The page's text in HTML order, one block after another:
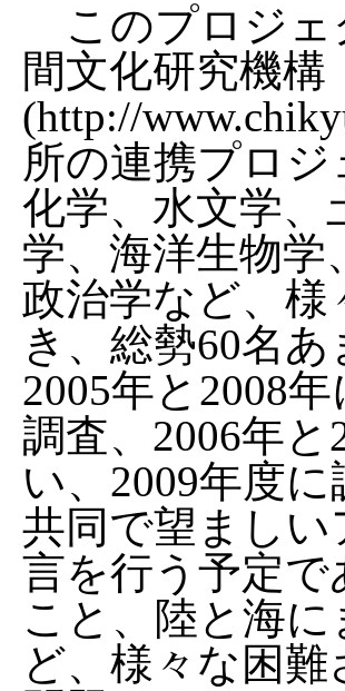
このプロジェ
間文化研究機
(http://
所の連携プロ
化学、水文学、
学、海洋生物学
政治学など、
き、総勢60名
2005年と2008
調査、2006年
い、2009年度
共同で望まし
言を行う予定
こと、陸と海
ど、様々な困